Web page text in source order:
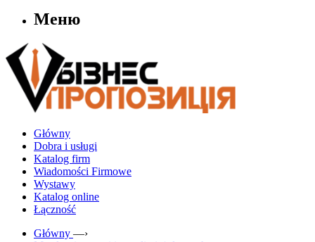
Меню
Główny
Dobra i usługi
Katalog firm
Wiadomości Firmowe
Wystawy
Katalog online
Łączność
Główny —›